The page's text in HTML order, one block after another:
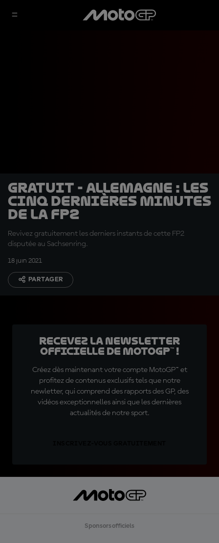
GRATUIT - Allemagne : Les
cinq dernières minutes
de la FP2
Revivez gratuitement les derniers instants de cette FP2
disputée au Sachsenring.
18 juin 2021
PARTAGER
Recevez la Newsletter
officielle de MotoGP™ !
Créez dès maintenant votre compte MotoGP™ et
profitez de contenus exclusifs tels que notre
newletter, qui comprend des rapports des GP, des
vidéos exceptionnelles ainsi que les dernières
actualités de notre sport.
Sponsors officiels